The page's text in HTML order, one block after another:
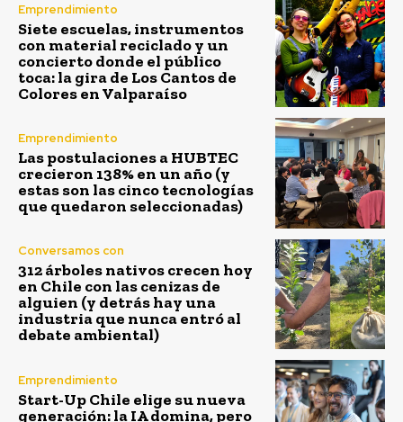
Emprendimiento
Siete escuelas, instrumentos
con material reciclado y un
concierto donde el público
toca: la gira de Los Cantos de
Colores en Valparaíso
Emprendimiento
Las postulaciones a HUBTEC
crecieron 138% en un año (y
estas son las cinco tecnologías
que quedaron seleccionadas)
Conversamos con
312 árboles nativos crecen hoy
en Chile con las cenizas de
alguien (y detrás hay una
industria que nunca entró al
debate ambiental)
Emprendimiento
Start-Up Chile elige su nueva
generación: la IA domina, pero